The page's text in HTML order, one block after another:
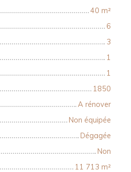
40 m²
6
3
1
1
1850
A rénover
Non équipée
Dégagée
Non
11 713 m²